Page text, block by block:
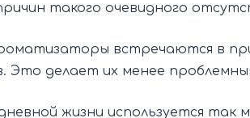
такого очевидного
встречаются в
Это делает их менее
жизни используется